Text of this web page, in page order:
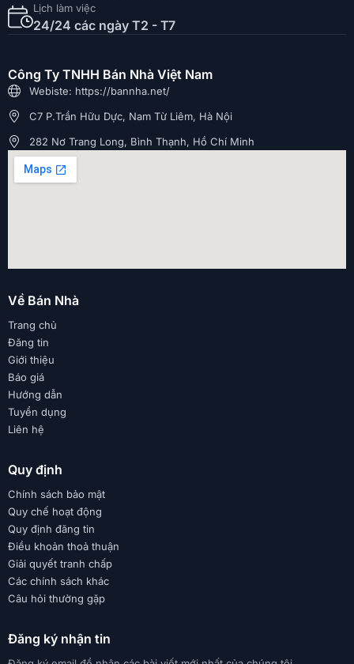
Lịch làm việc
24/24 các ngày T2 - T7
Công Ty TNHH Bán Nhà Việt Nam
Webiste: https://bannha.net/
C7 P.Trần Hữu Dực, Nam Từ Liêm, Hà Nội
282 Nơ Trang Long, Bình Thạnh, Hồ Chí Minh
Về Bán Nhà
Trang chủ
Đăng tin
Giới thiệu
Báo giá
Hướng dẫn
Tuyển dụng
Liên hệ
Quy định
Chính sách bảo mật
Quy chế hoạt động
Quy định đăng tin
Điều khoản thoả thuận
Giải quyết tranh chấp
Các chính sách khác
Câu hỏi thường gặp
Đăng ký nhận tin